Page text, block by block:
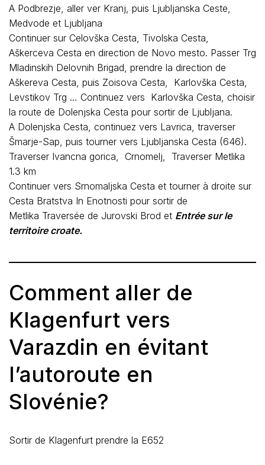
A Podbrezje, aller ver Kranj, puis Ljubljanska Ceste,
Medvode et Ljubljana
Continuer sur Celovška Cesta, Tivolska Cesta,
Aškerceva Cesta en direction de Novo mesto. Passer Trg
Mladinskih Delovnih Brigad, prendre la direction de
Aškereva Cesta, puis Zoisova Cesta, Karlovška Cesta,
Levstikov Trg … Continuez vers Karlovška Cesta, choisir
la route de Dolenjska Cesta pour sortir de Ljubljana.
A Dolenjska Cesta, continuez vers Lavrica, traverser
Šmarje-Sap, puis tourner vers Ljubljanska Cesta (646).
Traverser Ivancna gorica, Crnomelj, Traverser Metlika
1.3 km
Continuer vers Srnomaljska Cesta et tourner à droite sur
Cesta Bratstva In Enotnosti pour sortir de
Metlika Traversée de Jurovski Brod et Entrée sur le
territoire croate.
Comment aller de
Klagenfurt vers
Varazdin en évitant
l’autoroute en
Slovénie?
Sortir de Klagenfurt prendre la E652